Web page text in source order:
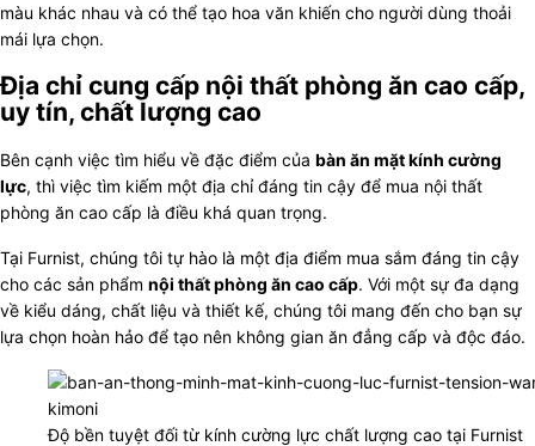
màu khác nhau và có thể tạo hoa văn khiến cho người dùng thoải
mái lựa chọn.
Địa chỉ cung cấp nội thất phòng ăn cao cấp,
uy tín, chất lượng cao
Bên cạnh việc tìm hiểu về đặc điểm của bàn ăn mặt kính cường
lực, thì việc tìm kiếm một địa chỉ đáng tin cậy để mua nội thất
phòng ăn cao cấp là điều khá quan trọng.
Tại Furnist, chúng tôi tự hào là một địa điểm mua sắm đáng tin cậy
cho các sản phẩm nội thất phòng ăn cao cấp. Với một sự đa dạng
về kiểu dáng, chất liệu và thiết kế, chúng tôi mang đến cho bạn sự
lựa chọn hoàn hảo để tạo nên không gian ăn đẳng cấp và độc đáo.
Độ bền tuyệt đối từ kính cường lực chất lượng cao tại Furnist